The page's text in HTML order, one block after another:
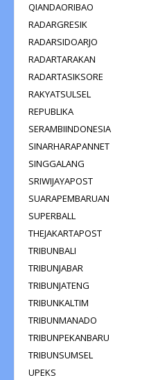
QIANDAORIBAO
RADARGRESIK
RADARSIDOARJO
RADARTARAKAN
RADARTASIKSORE
RAKYATSULSEL
REPUBLIKA
SERAMBIINDONESIA
SINARHARAPANNET
SINGGALANG
SRIWIJAYAPOST
SUARAPEMBARUAN
SUPERBALL
THEJAKARTAPOST
TRIBUNBALI
TRIBUNJABAR
TRIBUNJATENG
TRIBUNKALTIM
TRIBUNMANADO
TRIBUNPEKANBARU
TRIBUNSUMSEL
UPEKS